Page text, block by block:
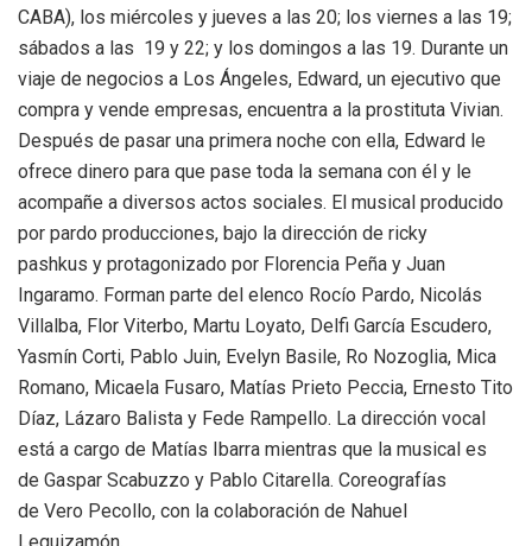
CABA), los miércoles y jueves a las 20; los viernes a las 19;
sábados a las 19 y 22; y los domingos a las 19. Durante un
viaje de negocios a Los Ángeles, Edward, un ejecutivo que
compra y vende empresas, encuentra a la prostituta Vivian.
Después de pasar una primera noche con ella, Edward le
ofrece dinero para que pase toda la semana con él y le
acompañe a diversos actos sociales. El musical producido
por pardo producciones, bajo la dirección de ricky
pashkus y protagonizado por Florencia Peña y Juan
Ingaramo. Forman parte del elenco Rocío Pardo, Nicolás
Villalba, Flor Viterbo, Martu Loyato, Delfi García Escudero,
Yasmín Corti, Pablo Juin, Evelyn Basile, Ro Nozoglia, Mica
Romano, Micaela Fusaro, Matías Prieto Peccia, Ernesto Tito
Díaz, Lázaro Balista y Fede Rampello. La dirección vocal
está a cargo de Matías Ibarra mientras que la musical es
de Gaspar Scabuzzo y Pablo Citarella. Coreografías
de Vero Pecollo, con la colaboración de Nahuel